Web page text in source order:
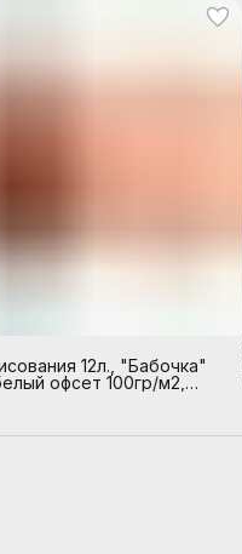
12л., "Бабочка"
офсет 100гр/м2,